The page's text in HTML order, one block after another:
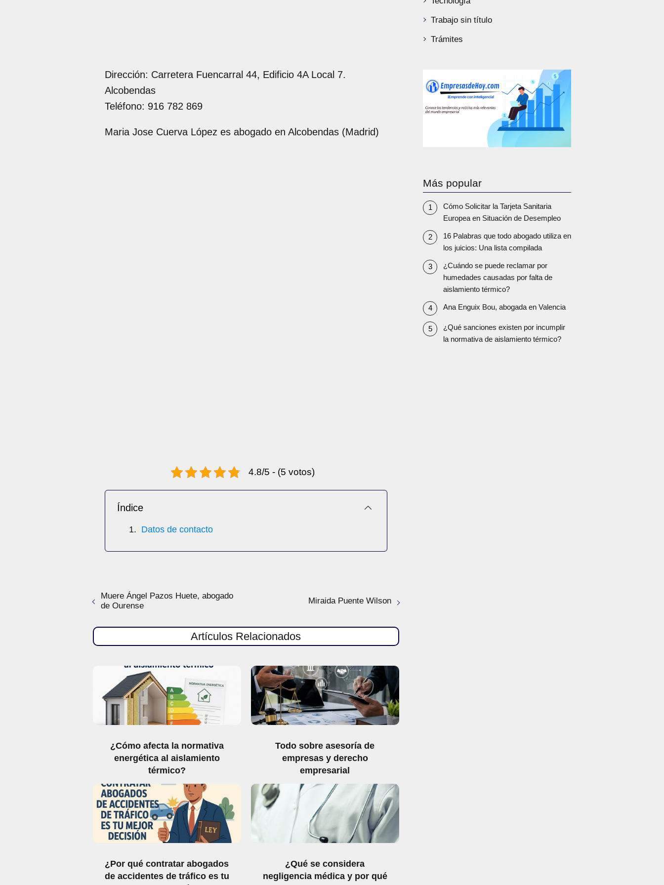
Dirección: Carretera Fuencarral 44, Edificio 4A Local 7.
Alcobendas
Teléfono: 916 782 869
Maria Jose Cuerva López es abogado en Alcobendas (Madrid)
4.8/5 - (5 votos)
Índice
Datos de contacto
Muere Ángel Pazos Huete, abogado
de Ourense
Miraida Puente Wilson
Artículos Relacionados
¿Cómo afecta la normativa
energética al aislamiento
térmico?
Todo sobre asesoría de
empresas y derecho
empresarial
¿Por qué contratar abogados
de accidentes de tráfico es tu
¿Qué se considera
negligencia médica y por qué
Trabajo sin título
Trámites
Más popular
Cómo Solicitar la Tarjeta Sanitaria
Europea en Situación de Desempleo
16 Palabras que todo abogado utiliza en
los juicios: Una lista compilada
¿Cuándo se puede reclamar por
humedades causadas por falta de
aislamiento térmico?
Ana Enguix Bou, abogada en Valencia
¿Qué sanciones existen por incumplir
la normativa de aislamiento térmico?